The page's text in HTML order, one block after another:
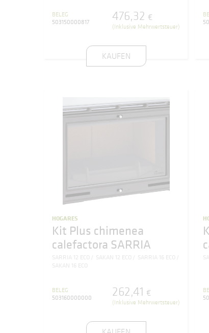
BELEG
503150000817
476,32 €
(Inklusive Mehrwertsteuer)
KAUFEN
HOGARES
Kit Plus chimenea
calefactora SARRIA
SARRIA 12 ECO SAKAN 12 ECO
SARRIA 16 ECO
SAKAN 16 ECO
BELEG
503160000000
262,41 €
(Inklusive Mehrwertsteuer)